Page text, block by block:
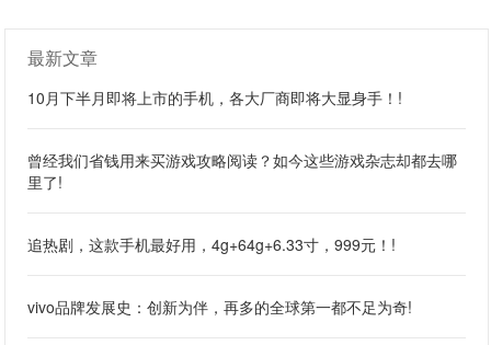
最新文章
10月下半月即将上市的手机，各大厂商即将大显身手！!
曾经我们省钱用来买游戏攻略阅读？如今这些游戏杂志却都去哪
里了!
追热剧，这款手机最好用，4g+64g+6.33寸，999元！!
vivo品牌发展史：创新为伴，再多的全球第一都不足为奇!